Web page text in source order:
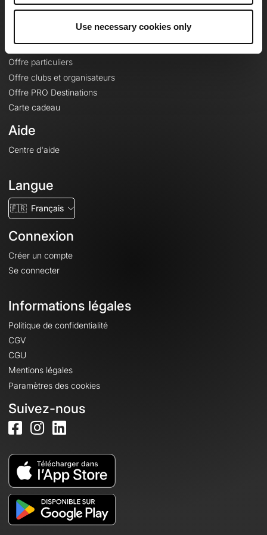
Use necessary cookies only
Offres
Fonds de cartes topographiques
Fonctionnalités
Offre particuliers
Offre clubs et organisateurs
Offre PRO Destinations
Carte cadeau
Aide
Centre d'aide
Langue
🇫🇷 Français
Connexion
Créer un compte
Se connecter
Informations légales
Politique de confidentialité
CGV
CGU
Mentions légales
Paramètres des cookies
Suivez-nous